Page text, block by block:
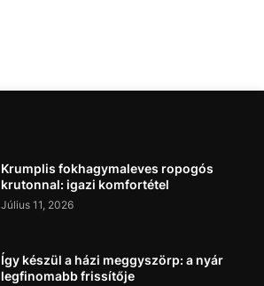
Krumplis fokhagymaleves ropogós
krutonnal: igazi komfortétel
Július 11, 2026
Így készül a házi meggyszörp: a nyár
legfinomabb frissítője